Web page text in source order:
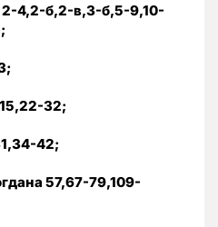
2-4,2-б,2-в,3-б,5-9,10-
32;
42;
57,67-79,109-